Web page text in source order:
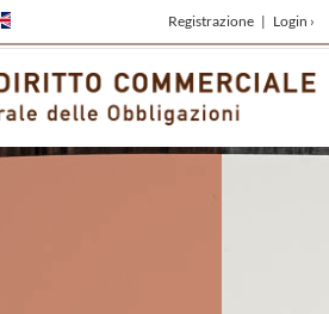
Registrazione | Login ›